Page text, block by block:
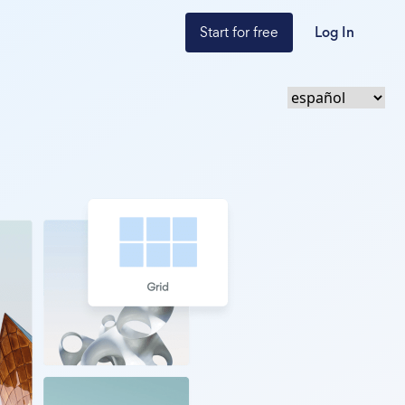
Start for free Log In